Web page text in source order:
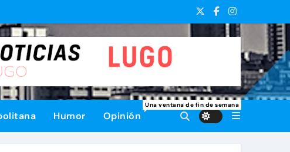
Humor Opinión
Una ventana de fin de semana